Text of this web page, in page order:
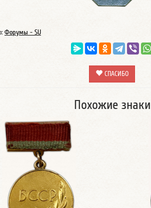
Форумы - SU
СПАСИБО
Похожие знаки